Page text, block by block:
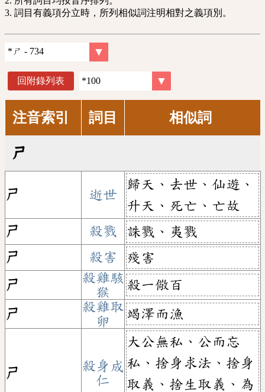
3. 詞目有義項分立時，所列相似詞注明相對之義項別。
回附錄列表
注音索引 詞目 相似詞
ㄕ
ㄕ 逝世
歸天、去世、仙遊、
升天、死亡、亡故
ㄕ
殺戮
誅戮、夷戮
ㄕ
殺害
殘害
ㄕ
殺雞駭
猴
殺一儆百
ㄕ
殺雞取
卵
竭澤而漁
ㄕ
殺身成
仁
大公無私、公而忘
私、捨身求法、捨身
取義、捨生取義、為